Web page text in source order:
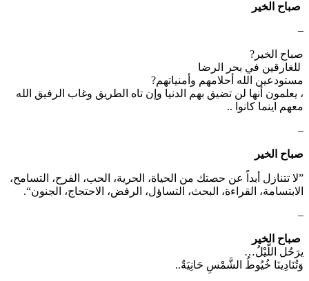
‏⁧ صباح الخير ⁩
–
‏صباح الخير?
‏ للغارقين في بحر الرضا
‏مستودعين الله أحلامهم وأمنياتهم?
‏، يعلمون أنها لن تضيق بهم الدنيا وإن تاه الطريق وغاب الرفيق الله
معهم اينما كانوا ..
–
صباح الخير
”‏لا تتنازل أبداً عن حصتك من الحياة، الحرية، الحب، الفرح، التسامح،
الابتسامة، القراءة، البحث، التساؤل، الرفض، الاحتجاج، الجنون“.
–
صباح الخير
‏يرَحُل اللَّيْلُ…
‏وَتُنَادِينَا خُيُوطُ الشَّمْسِ حَانِيَةٌ..